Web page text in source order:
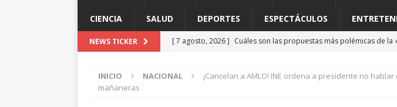
CIENCIA SALUD DEPORTES ESPECTÁCULOS
NEWS TICKER [ 7 agosto, 2026 ] Cuáles son las propuestas más polémicas de la
[ 7 agosto, 2026 ] México y Perú restablecen relaciones tras crisis
INICIO NACIONAL
¡Cancelan a AMLO! INE ordena a presidente no
mañaneras